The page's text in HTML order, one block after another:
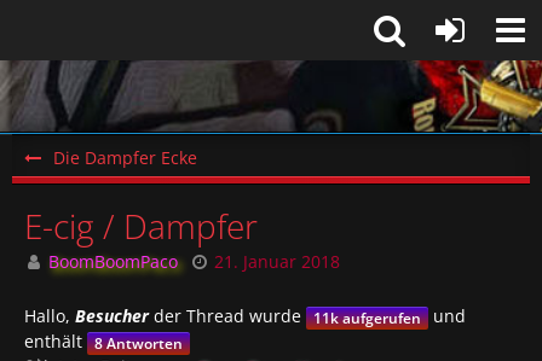
Die Dampfer Ecke
E-cig / Dampfer
BoomBoomPaco 21. Januar 2018
Hallo, Besucherder Thread wurde 11k aufgerufen
und
enthält 8 Antworten